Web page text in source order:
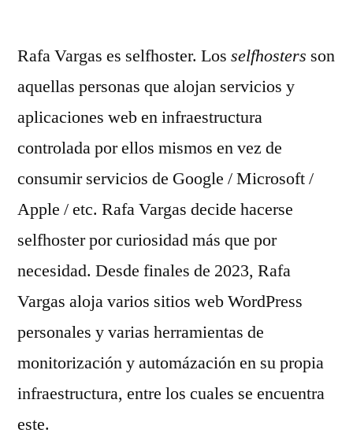
Rafa Vargas es selfhoster. Los selfhosters son
aquellas personas que alojan servicios y
aplicaciones web en infraestructura
controlada por ellos mismos en vez de
consumir servicios de Google / Microsoft /
Apple / etc. Rafa Vargas decide hacerse
selfhoster por curiosidad más que por
necesidad. Desde finales de 2023, Rafa
Vargas aloja varios sitios web WordPress
personales y varias herramientas de
monitorización y automázación en su propia
infraestructura, entre los cuales se encuentra
este.